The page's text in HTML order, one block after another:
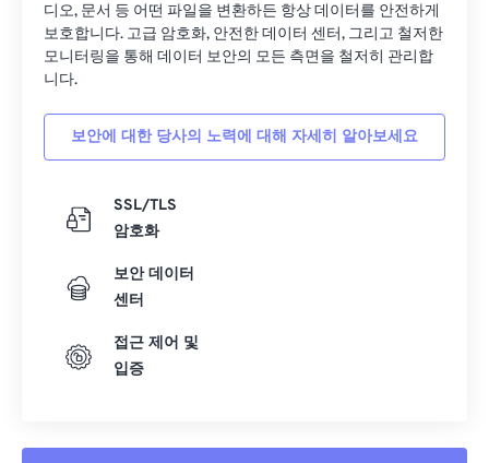
디오, 문서 등 어떤 파일을 변환하든 항상 데이터를 안전하게
보호합니다. 고급 암호화, 안전한 데이터 센터, 그리고 철저한
모니터링을 통해 데이터 보안의 모든 측면을 철저히 관리합
니다.
보안에 대한 당사의 노력에 대해 자세히 알아보세요
SSL/TLS
암호화
보안 데이터
센터
접근 제어 및
입증